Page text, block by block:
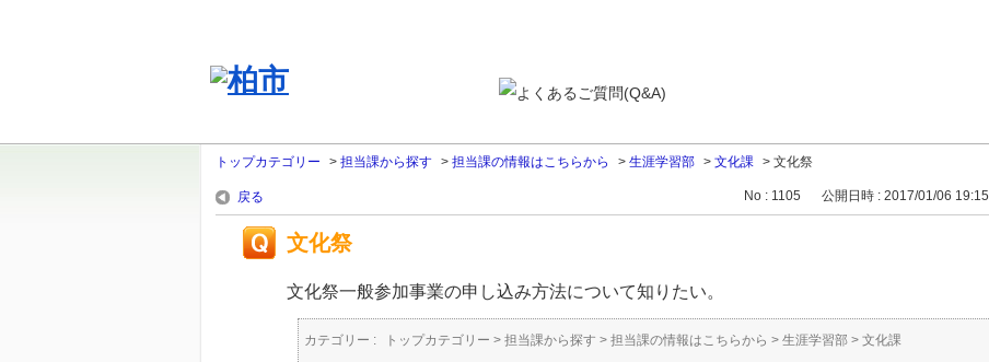
トップカテゴリー > 担当課から探す > 担当課の情報はこちらから > 生涯学習部 > 文化課 > 文化祭
戻る No : 1105 公開日時 : 2017/01/06 19:15
文化祭
文化祭一般参加事業の申し込み方法について知りたい。
カテゴリー : トップカテゴリー > 担当課から探す > 担当課の情報はこちらから > 生涯学習部 > 文化課